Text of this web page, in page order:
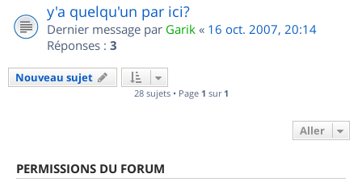
y'a quelqu'un par ici?
Dernier message par Garik « 16 oct. 2007, 20:14
Réponses : 3
Nouveau sujet
28 sujets • Page 1 sur 1
Aller
PERMISSIONS DU FORUM